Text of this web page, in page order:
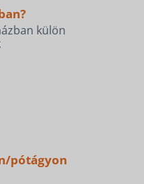
külön
pótágyon